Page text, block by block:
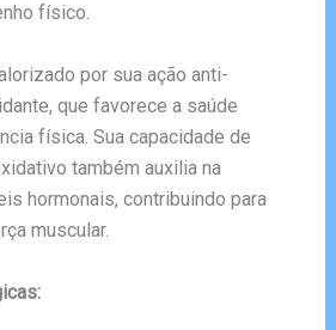
físico.
por sua ação anti-
que favorece a saúde
física. Sua capacidade de
também auxilia na
hormonais, contribuindo para
muscular.